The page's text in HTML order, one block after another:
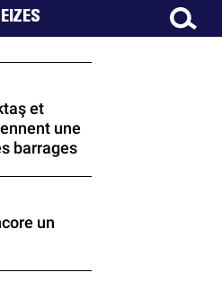
et
une
barrages
un